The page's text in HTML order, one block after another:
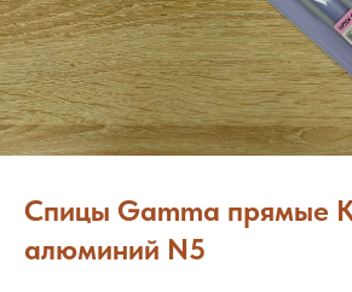
Спицы Gamma прямые
алюминий N5